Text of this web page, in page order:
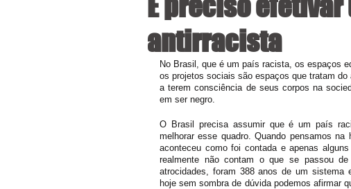
antirracista
No Brasil, que é um país racista, os espaços
os projetos sociais são espaços que tratam
a terem consciência de seus corpos na
em ser negro.
O Brasil precisa assumir que é um país
melhorar esse quadro. Quando pensamos
aconteceu como foi contada e apenas
realmente não contam o que se passou
atrocidades, foram 388 anos de um sistema
hoje sem sombra de dúvida podemos afirmar